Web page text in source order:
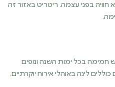
בפני עצמה. ריטריט באזור זה
בכל ימות השנה ונופים
לינה באוהלי אירוח יוקרתיים.